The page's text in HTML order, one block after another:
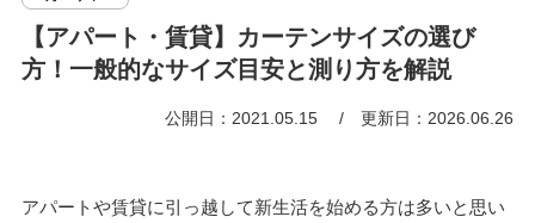
【アパート・賃貸】カーテンサイズの選び
方！一般的なサイズ目安と測り方を解説
公開日：2021.05.15 更新日：2026.06.26
アパートや賃貸に引っ越して新生活を始める方は多いと思い